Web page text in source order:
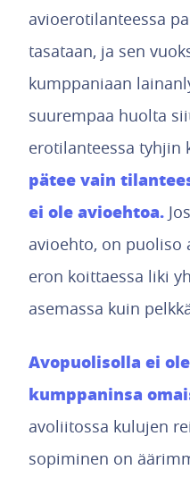
avioerotilanteessa
tasataan, ja sen
kumppaniaan
suurempaa huolta
erotilanteessa tyhjin
pätee vain
ei ole avioehtoa.
avioehto, on
eron koittaessa liki
asemassa kuin
Avopuolisolla ei
kumppaninsa
avoliitossa kulujen
sopiminen on